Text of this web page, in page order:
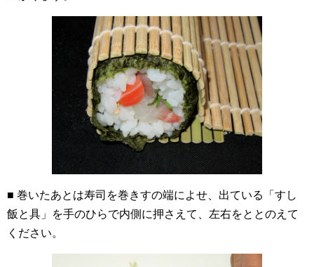
■ 巻いたあとは寿司を巻きすの端によせ、出ている「すし
飯と具」を手のひらで内側に押さえて、左右をととのえて
ください。